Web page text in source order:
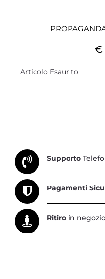
€
Articolo Esaurito
Supporto
Pagamenti
Ritiro in negozio